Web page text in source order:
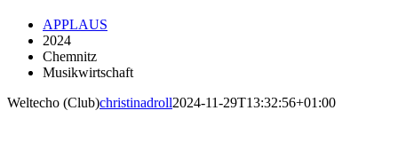
APPLAUS
2024
Chemnitz
Musikwirtschaft
Weltecho (Club)christinadroll2024-11-29T13:32:56+01:00